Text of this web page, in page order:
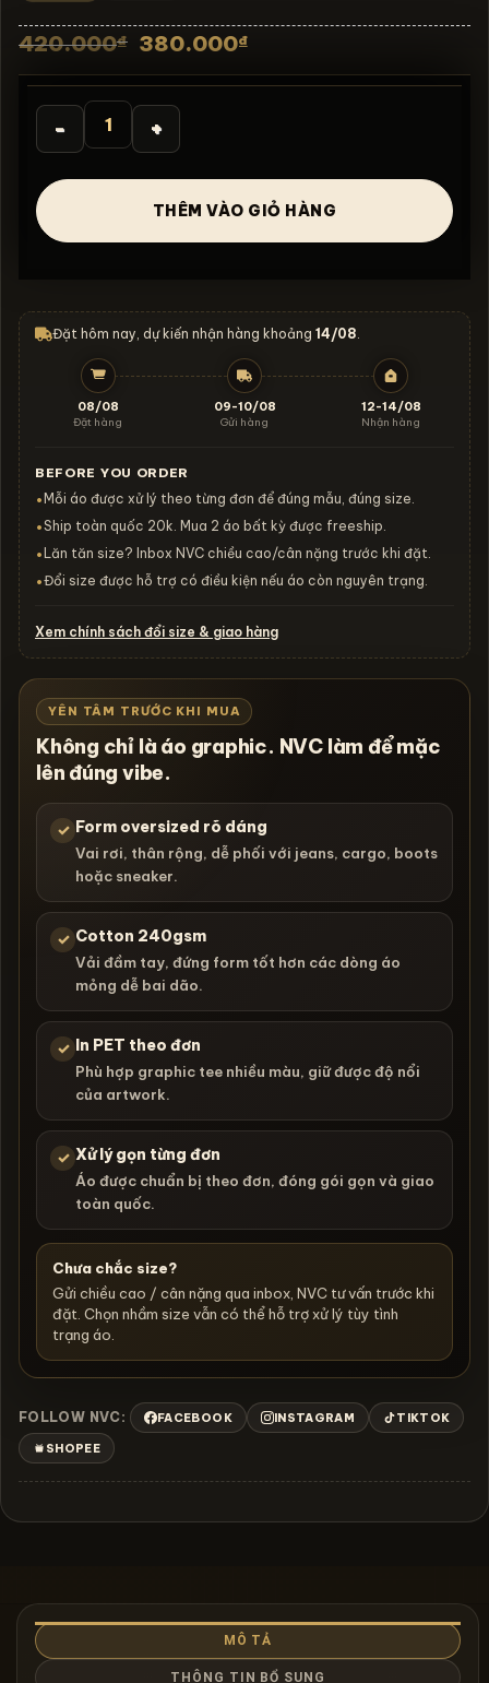
420.000₫ Giá
là:
420.000₫.
380.000₫Giá
tại
Áo thun Yu-Gi-Oh! Exodia the Forbidden One – SPD9
THÊM VÀO GIỎ HÀNG
Đặt hôm nay, dự kiến nhận hàng khoảng 14/08
08/08
Đặt hàng
09-10/08
Gửi hàng
12-14/08
Nhận hàng
BEFORE YOU ORDER
•Mỗi áo được xử lý theo từng đơn để đúng mẫu, đúng size.
•Ship toàn quốc 20k. Mua 2 áo bất kỳ được freeship.
•Lăn tăn size? Inbox NVC chiều cao/cân nặng trước khi đặt.
•Đổi size được hỗ trợ có điều kiện nếu áo còn nguyên trạng.
Xem chính sách đổi size & giao hàng
YÊN TÂM TRƯỚC KHI MUA
Không chỉ là áo graphic. NVC làm để mặc
lên đúng vibe.
✓ Form oversized rõ dáng
Vai rơi, thân rộng, dễ phối với jeans, cargo, boots
hoặc sneaker.
✓ Cotton 240gsm
Vải đầm tay, đứng form tốt hơn các dòng áo
mỏng dễ bai dão.
✓ In PET theo đơn
Phù hợp graphic tee nhiều màu, giữ được độ nổi
của artwork.
✓ Xử lý gọn từng đơn
Áo được chuẩn bị theo đơn, đóng gói gọn và giao
toàn quốc.
Chưa chắc size?
Gửi chiều cao / cân nặng qua inbox, NVC tư vấn trước khi
đặt. Chọn nhầm size vẫn có thể hỗ trợ xử lý tùy tình
trạng áo.
FOLLOW NVC: FACEBOOK INSTAGRAM
TIKTOK
SHOPEE
MÔ TẢ
THÔNG TIN BỔ SUNG